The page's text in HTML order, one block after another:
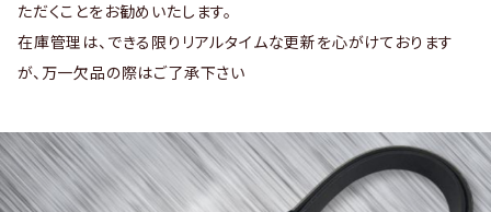
ただくことをお勧めいたします。
在庫管理は、できる限りリアルタイムな更新を心がけております
が、万一欠品の際はご了承下さい